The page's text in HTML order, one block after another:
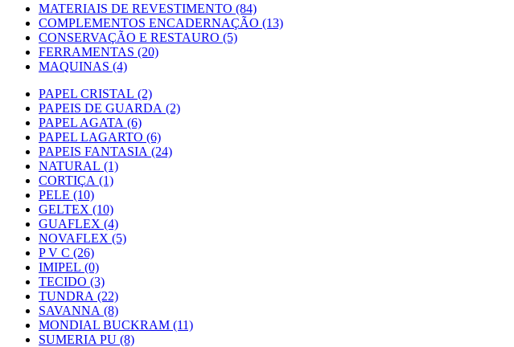
MATERIAIS DE REVESTIMENTO (84)
COMPLEMENTOS ENCADERNAÇÃO (13)
CONSERVAÇÃO E RESTAURO (5)
FERRAMENTAS (20)
MAQUINAS (4)
PAPEL CRISTAL (2)
PAPEIS DE GUARDA (2)
PAPEL AGATA (6)
PAPEL LAGARTO (6)
PAPEIS FANTASIA (24)
NATURAL (1)
CORTIÇA (1)
PELE (10)
GELTEX (10)
GUAFLEX (4)
NOVAFLEX (5)
P V C (26)
IMIPEL (0)
TECIDO (3)
TUNDRA (22)
SAVANNA (8)
MONDIAL BUCKRAM (11)
SUMERIA PU (8)